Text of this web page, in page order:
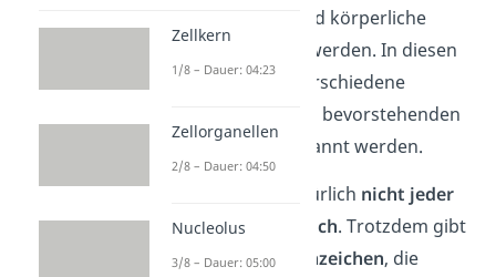
psychologische und körperliche
eingeteilt werden. In diesen
Phasen können verschiedene
, die den bevorstehenden
Tod andeuten, erkannt werden.
Dabei verläuft natürlich nicht jeder
Sterbeprozess gleich. Trotzdem gibt
esgemeinsame Anzeichen, die
Zellkern
1/8 – Dauer: 04:23
Zellorganellen
2/8 – Dauer: 04:50
Nucleolus
3/8 – Dauer: 05:00